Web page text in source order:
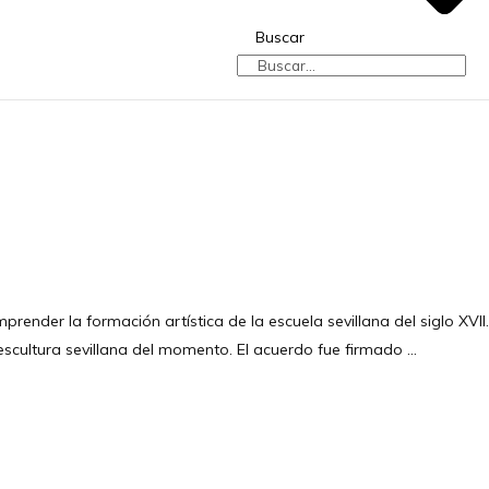
Buscar
la formación artística de la escuela sevillana del siglo XVII.
sevillana del momento. El acuerdo fue firmado …